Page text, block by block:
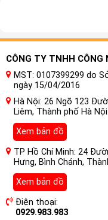
CÔNG TY TNHH CÔNG
MST: 0107399299 do
ngày 15/04/2016
Hà Nội: 26 Ngõ 123
Liêm, Thành phố Hà Nội.
Xem bản đồ
TP Hồ Chí Minh: 24
Hưng, Bình Chánh,
Xem bản đồ
Điện thoại:
0929.983.983